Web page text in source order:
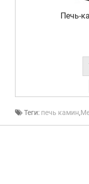
Печь-
Теги: печь камин,